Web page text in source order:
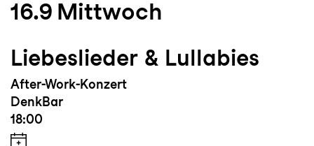
16.9 Mittwoch
Liebeslieder & Lullabies
After-Work-Konzert
DenkBar
18:00